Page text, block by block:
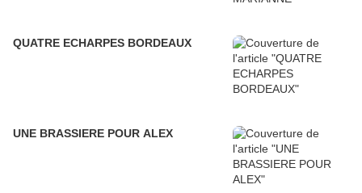
QUATRE ECHARPES BORDEAUX
UNE BRASSIERE POUR ALEX